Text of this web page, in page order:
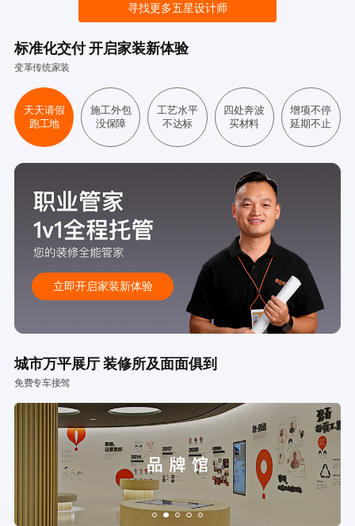
寻找更多五星设计师
标准化交付 开启家装新体验
变革传统家装
天天请假
跑工地
施工外包
没保障
工艺水平
不达标
四处奔波
买材料
增项不停
延期不止
立即开启家装新体验
城市万平展厅 装修所及面面俱到
免费专车接驾